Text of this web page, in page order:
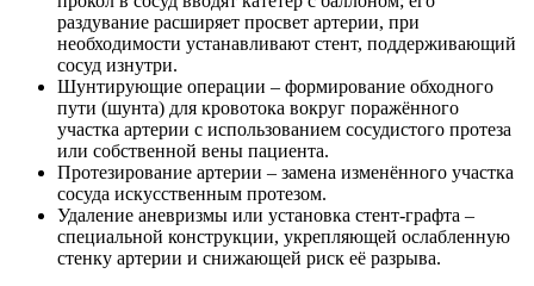
раздувание расширяет просвет артерии, при
необходимости устанавливают стент, поддерживающий
сосуд изнутри.
Шунтирующие операции – формирование обходного
пути (шунта) для кровотока вокруг поражённого
участка артерии с использованием сосудистого протеза
или собственной вены пациента.
Протезирование артерии – замена изменённого участка
сосуда искусственным протезом.
Удаление аневризмы или установка стент-графта –
специальной конструкции, укрепляющей ослабленную
стенку артерии и снижающей риск её разрыва.